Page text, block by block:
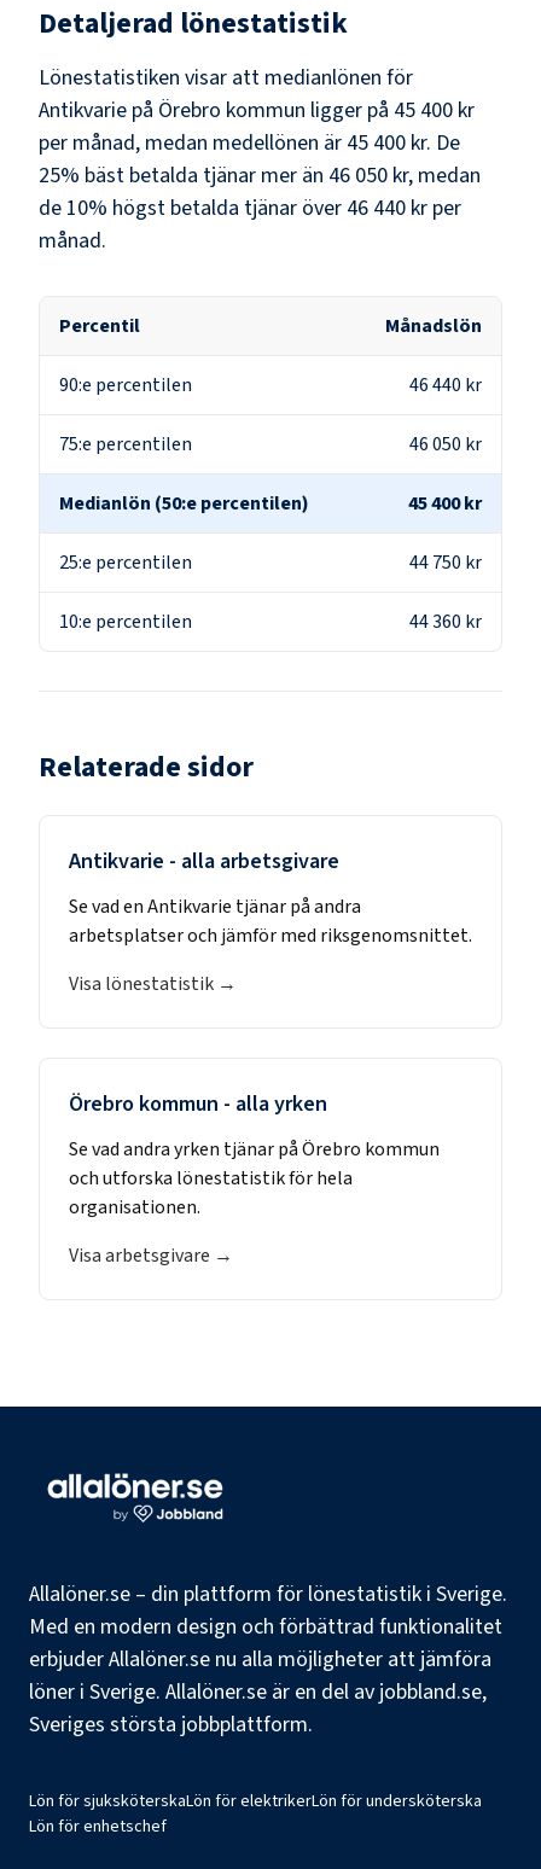
Detaljerad lönestatistik
Lönestatistiken visar att medianlönen för
Antikvarie på Örebro kommun ligger på 45 400 kr
per månad, medan medellönen är 45 400 kr. De
25% bäst betalda tjänar mer än 46 050 kr, medan
de 10% högst betalda tjänar över 46 440 kr per
månad.
Percentil Månadslön
90:e percentilen 46 440 kr
75:e percentilen 46 050 kr
Medianlön (50:e percentilen) 45 400 kr
25:e percentilen 44 750 kr
10:e percentilen 44 360 kr
Relaterade sidor
Antikvarie - alla arbetsgivare
Se vad enAntikvarie tjänar på andra
arbetsplatser och jämför med riksgenomsnittet.
Visa lönestatistik →
Örebro kommun - alla yrken
Se vad andra yrken tjänar påÖrebro kommun
och utforska lönestatistik för hela
organisationen.
Visa arbetsgivare →
Allalöner.se – din plattform för lönestatistik i Sverige.
Med en modern design och förbättrad funktionalitet
erbjuder Allalöner.se nu alla möjligheter att jämföra
löner i Sverige. Allalöner.se är en del av jobbland.se,
Sveriges största jobbplattform.
Lön för sjuksköterskaLön för elektrikerLön för undersköterska
Lön för enhetschef